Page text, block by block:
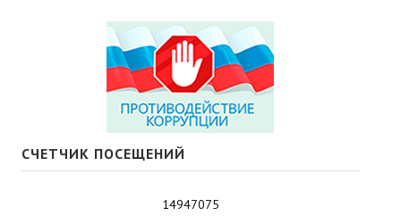
СЧЕТЧИК ПОСЕЩЕНИЙ
14947075